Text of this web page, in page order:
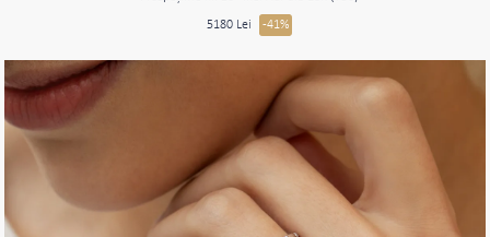
5180 Lei -41%